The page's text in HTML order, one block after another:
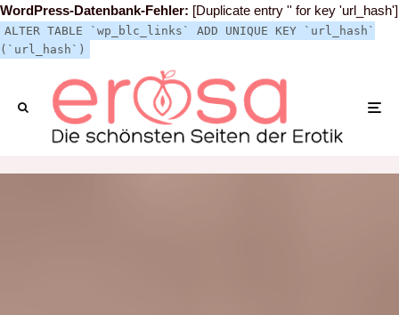
WordPress-Datenbank-Fehler: [Duplicate entry '' for key 'url_hash']
ALTER TABLE `wp_blc_links` ADD UNIQUE KEY `url_hash`
(`url_hash`)